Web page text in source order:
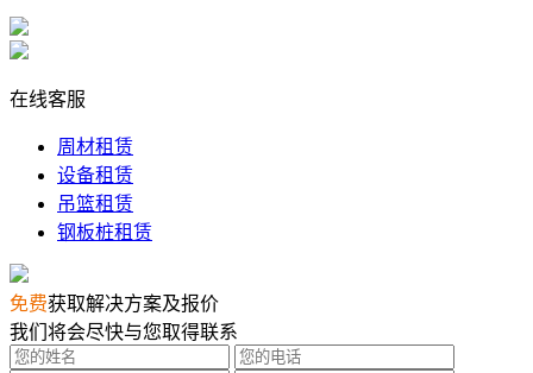
在线客服
周材租赁
设备租赁
吊篮租赁
钢板桩租赁
免费获取解决方案及报价
我们将会尽快与您取得联系